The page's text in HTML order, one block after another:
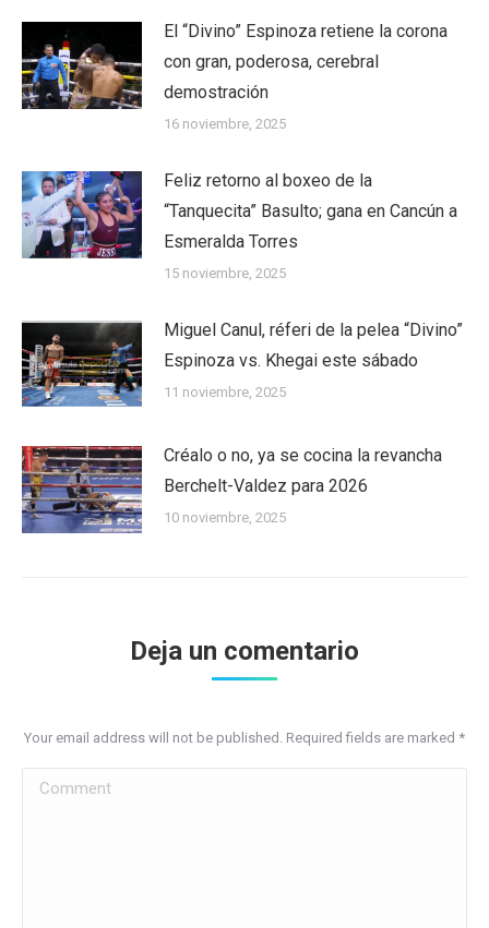
El “Divino” Espinoza retiene la corona
con gran, poderosa, cerebral
demostración
16 noviembre, 2025
Feliz retorno al boxeo de la
“Tanquecita” Basulto; gana en Cancún a
Esmeralda Torres
15 noviembre, 2025
Miguel Canul, réferi de la pelea “Divino”
Espinoza vs. Khegai este sábado
11 noviembre, 2025
Créalo o no, ya se cocina la revancha
Berchelt-Valdez para 2026
10 noviembre, 2025
Deja un comentario
Your email address will not be published. Required fields are marked *
Comment